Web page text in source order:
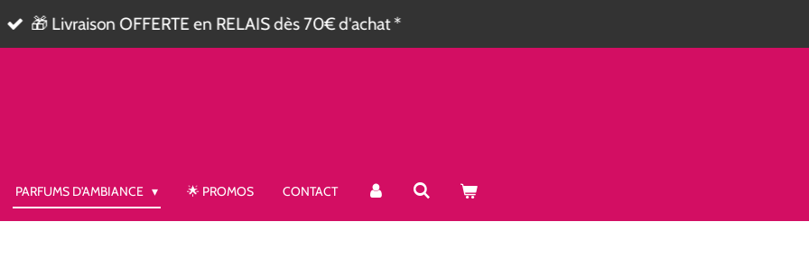
🎁 Livraison OFFERTE en RELAIS dès 70€ d'achat *
PARFUMS D'AMBIANCE 🌟 PROMOS CONTACT